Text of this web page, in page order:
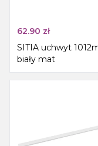
62.90 zł
SITIA uchwyt
biały mat